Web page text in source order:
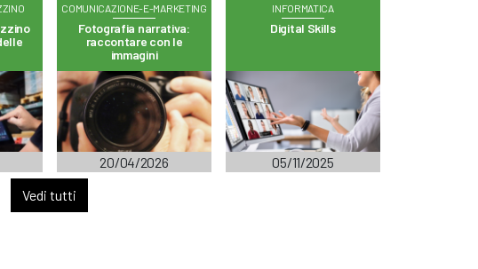
COMUNICAZIONE-E-MARKETING
Fotografia narrativa:
raccontare con le
immagini
20/04/2026
INFORMATICA
Digital Skills
05/11/2025
Vedi tutti